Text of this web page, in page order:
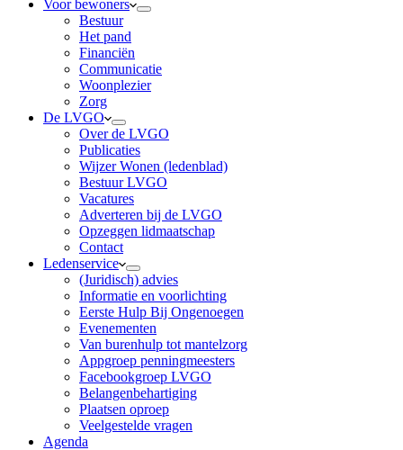
Voor bewoners
Bestuur
Het pand
Financiën
Communicatie
Woonplezier
Zorg
De LVGO
Over de LVGO
Publicaties
Wijzer Wonen (ledenblad)
Bestuur LVGO
Vacatures
Adverteren bij de LVGO
Opzeggen lidmaatschap
Contact
Ledenservice
(Juridisch) advies
Informatie en voorlichting
Eerste Hulp Bij Ongenoegen
Evenementen
Van burenhulp tot mantelzorg
Appgroep penningmeesters
Facebookgroep LVGO
Belangenbehartiging
Plaatsen oproep
Veelgestelde vragen
Agenda